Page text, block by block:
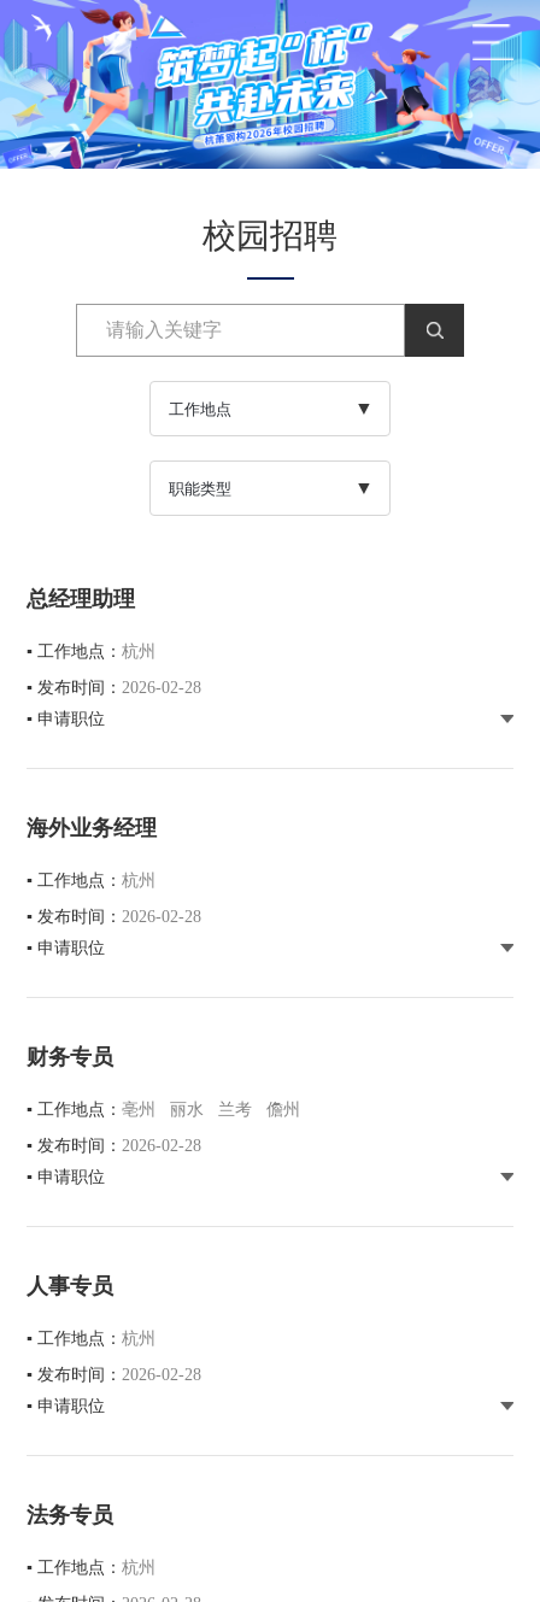
校园招聘
工作地点
职能类型
总经理助理
▪ 工作地点：杭州
▪ 发布时间：2026-02-28
▪ 申请职位
海外业务经理
▪ 工作地点：杭州
▪ 发布时间：2026-02-28
▪ 申请职位
财务专员
▪ 工作地点：亳州 丽水 兰考 儋州
▪ 发布时间：2026-02-28
▪ 申请职位
人事专员
▪ 工作地点：杭州
▪ 发布时间：2026-02-28
▪ 申请职位
法务专员
▪ 工作地点：杭州